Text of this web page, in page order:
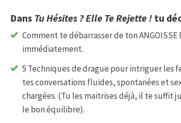
Dans Tu Hésites ? Elle Te Rejette ! tu
Comment te débarrasser de ton ANGOISSE
immédiatement.
5 Techniques de drague pour intriguer les
tes conversations fluides, spontanées et
chargées. (Tu les maitrises déjà, il te suffit
le bon équilibre).